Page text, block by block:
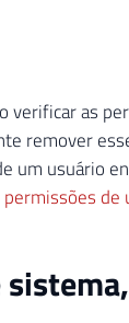
as
remover
um usuário
de